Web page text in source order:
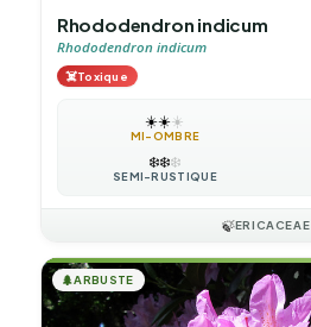
Rhododendron indicum
Rhododendron indicum
☠️Toxique
☀️☀️☀️
MI-OMBRE
❄️❄️❄️
SEMI-RUSTIQUE
🍃ERICACEAE
🌲ARBUSTE